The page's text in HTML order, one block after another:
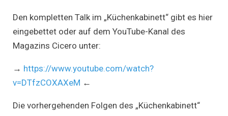
Den kompletten Talk im „Küchenkabinett“ gibt es hier
eingebettet oder auf dem YouTube-Kanal des
Magazins Cicero unter:
→ https://www.youtube.com/watch?
v=DTfzCOXAXeM ←
Die vorhergehenden Folgen des „Küchenkabinett“